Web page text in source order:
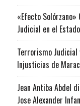
«Efecto
Judicial en el
Terrorismo Judicial
Injusticias de
Jean Antiba Abdel
Jose Alexander